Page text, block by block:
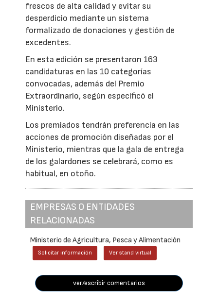
frescos de alta calidad y evitar su
desperdicio mediante un sistema
formalizado de donaciones y gestión de
excedentes.
En esta edición se presentaron 163
candidaturas en las 10 categorías
convocadas, además del Premio
Extraordinario, según especificó el
Ministerio.
Los premiados tendrán preferencia en las
acciones de promoción diseñadas por el
Ministerio, mientras que la gala de entrega
de los galardones se celebrará, como es
habitual, en otoño.
EMPRESAS O ENTIDADES
RELACIONADAS
Ministerio de Agricultura, Pesca y Alimentación
Solicitar información Ver stand virtual
ver/escribir comentarios